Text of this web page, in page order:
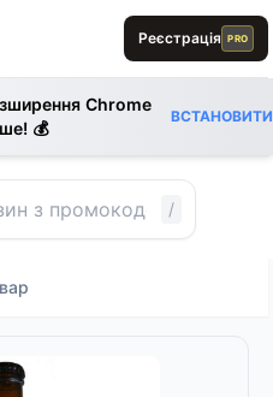
цін і знижки
Реєстрація PRO
Chrome
💰
ВСТАНОВИТИ
/